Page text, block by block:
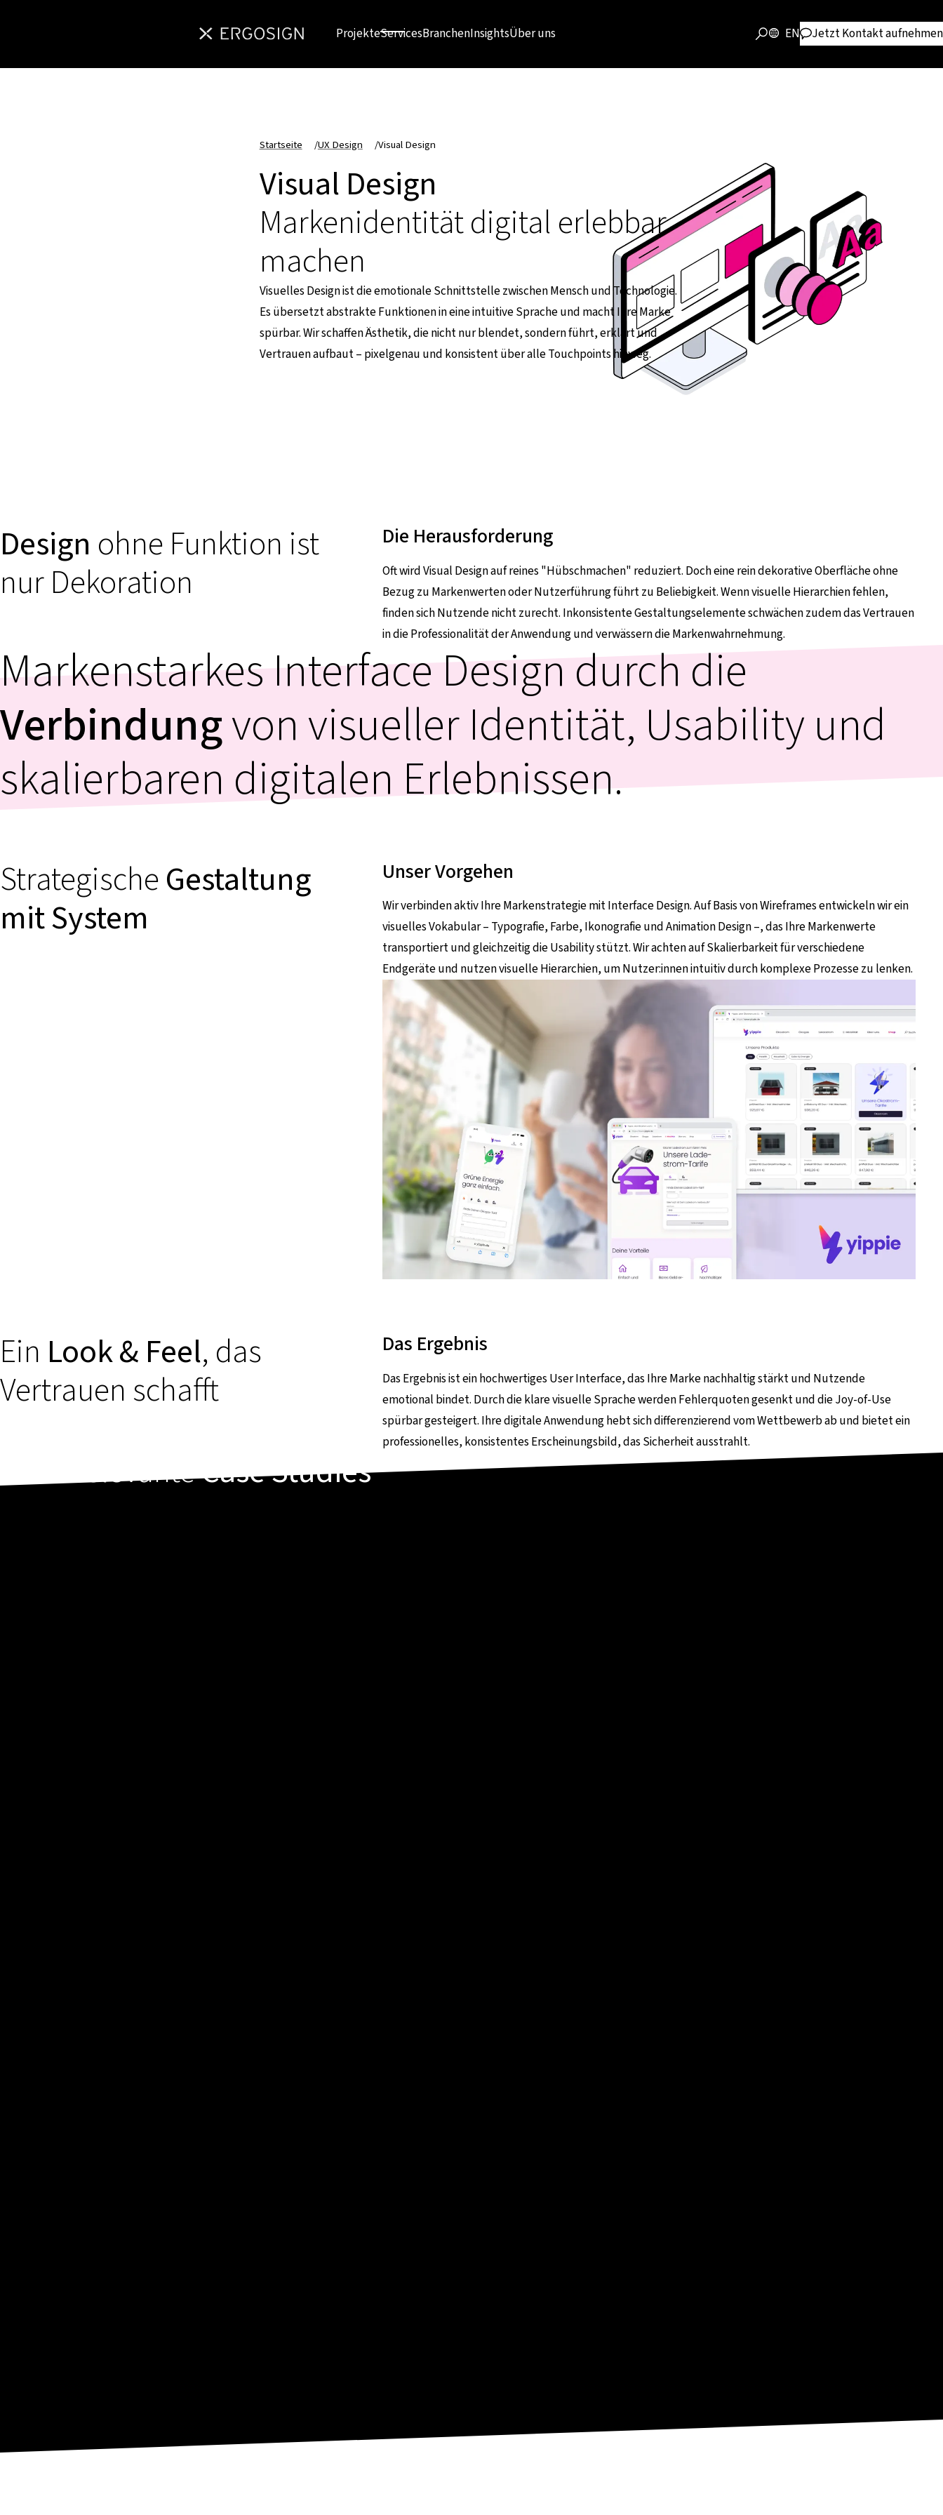
ProjekteServicesBranchenInsightsÜber uns EN Jetzt Kontakt aufnehmen
Startseite /UX Design /Visual Design
Visual Design
Markenidentität digital erlebbar
machen
Visuelles Design ist die emotionale Schnittstelle zwischen Mensch und Technologie.
Es übersetzt abstrakte Funktionen in eine intuitive Sprache und macht Ihre Marke
spürbar. Wir schaffen Ästhetik, die nicht nur blendet, sondern führt, erklärt und
Vertrauen aufbaut – pixelgenau und konsistent über alle Touchpoints hinweg.
Design ohne Funktion ist
nur Dekoration
Die Herausforderung
Oft wird Visual Design auf reines "Hübschmachen" reduziert. Doch eine rein dekorative Oberfläche ohne
Bezug zu Markenwerten oder Nutzerführung führt zu Beliebigkeit. Wenn visuelle Hierarchien fehlen,
finden sich Nutzende nicht zurecht. Inkonsistente Gestaltungselemente schwächen zudem das Vertrauen
in die Professionalität der Anwendung und verwässern die Markenwahrnehmung.
Markenstarkes Interface Design durch die
Verbindungvon visueller Identität, Usability und
skalierbaren digitalen Erlebnissen.
StrategischeGestaltung
mit System
Unser Vorgehen
Wir verbinden aktiv Ihre Markenstrategie mit Interface Design. Auf Basis von Wireframes entwickeln wir ein
visuelles Vokabular – Typografie, Farbe, Ikonografie und Animation Design –, das Ihre Markenwerte
transportiert und gleichzeitig die Usability stützt. Wir achten auf Skalierbarkeit für verschiedene
Endgeräte und nutzen visuelle Hierarchien, um Nutzer:innen intuitiv durch komplexe Prozesse zu lenken.
Ein Look & Feel, das
Vertrauen schafft
Das Ergebnis
Das Ergebnis ist ein hochwertiges User Interface, das Ihre Marke nachhaltig stärkt und Nutzende
emotional bindet. Durch die klare visuelle Sprache werden Fehlerquoten gesenkt und die Joy-of-Use
spürbar gesteigert. Ihre digitale Anwendung hebt sich differenzierend vom Wettbewerb ab und bietet ein
professionelles, konsistentes Erscheinungsbild, das Sicherheit ausstrahlt.
RelevanteCase Studies